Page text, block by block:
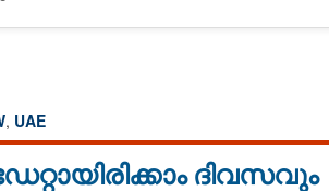
, UAE
ദിവസവും